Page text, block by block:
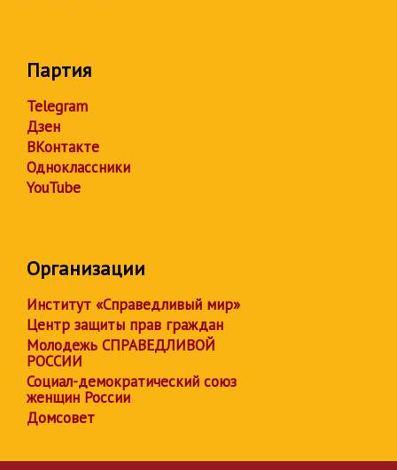
Партия
Telegram
Дзен
ВКонтакте
Одноклассники
YouTube
Организации
Институт «Справедливый мир»
Центр защиты прав граждан
Молодежь СПРАВЕДЛИВОЙ
РОССИИ
Социал-демократический союз
женщин России
Домсовет